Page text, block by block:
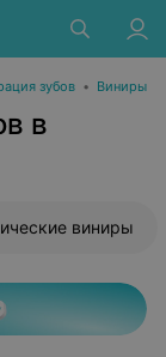
зубов • Виниры
в
виниры